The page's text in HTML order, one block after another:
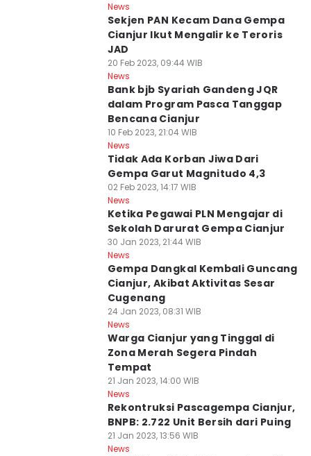
News
Sekjen PAN Kecam Dana Gempa
Cianjur Ikut Mengalir ke Teroris
JAD
20 Feb 2023, 09:44 WIB
News
Bank bjb Syariah Gandeng JQR
dalam Program Pasca Tanggap
Bencana Cianjur
10 Feb 2023, 21:04 WIB
News
Tidak Ada Korban Jiwa Dari
Gempa Garut Magnitudo 4,3
02 Feb 2023, 14:17 WIB
News
Ketika Pegawai PLN Mengajar di
Sekolah Darurat Gempa Cianjur
30 Jan 2023, 21:44 WIB
News
Gempa Dangkal Kembali Guncang
Cianjur, Akibat Aktivitas Sesar
Cugenang
24 Jan 2023, 08:31 WIB
News
Warga Cianjur yang Tinggal di
Zona Merah Segera Pindah
Tempat
21 Jan 2023, 14:00 WIB
News
Rekontruksi Pascagempa Cianjur,
BNPB: 2.722 Unit Bersih dari Puing
21 Jan 2023, 13:56 WIB
News